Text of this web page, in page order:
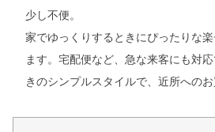
少し不便。
家でゆっくりするときにぴったりな
ます。宅配便など、急な来客にも対
きのシンプルスタイルで、近所へのお